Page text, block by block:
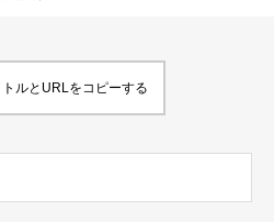
ルとURLをコピーする